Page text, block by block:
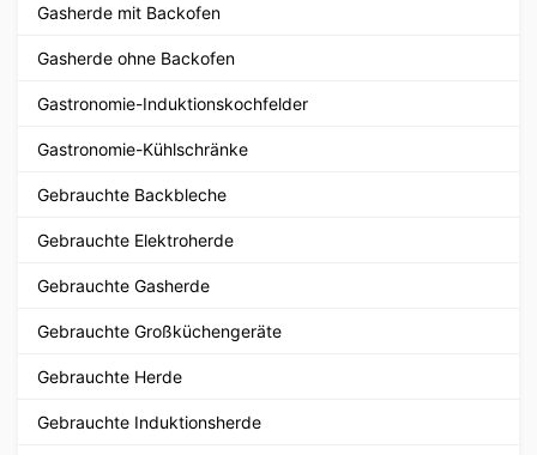
Gasherde mit Backofen
Gasherde ohne Backofen
Gastronomie-Induktionskochfelder
Gastronomie-Kühlschränke
Gebrauchte Backbleche
Gebrauchte Elektroherde
Gebrauchte Gasherde
Gebrauchte Großküchengeräte
Gebrauchte Herde
Gebrauchte Induktionsherde